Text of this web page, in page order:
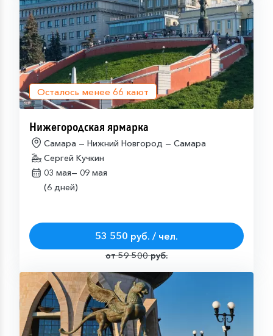
Осталось менее 66 кают
Нижегородская ярмарка
Самара — Нижний Новгород — Самара
Сергей Кучкин
03 мая— 09 мая
(6 дней)
53 550 руб. / чел.
от 59 500 руб.